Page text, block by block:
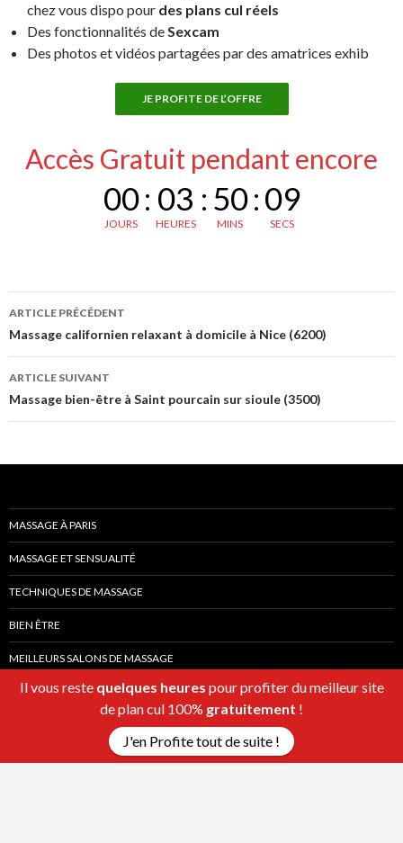
chez vous dispo pour des plans cul réels
Des fonctionnalités deSexcam
Des photos et vidéos partagées par des amatrices exhib
JE PROFITE DE L’OFFRE
Accès Gratuit pendant encore
00
JOURS
: 03
HEURES
: 50
MINS
:08
SECS
Navigation
des
articles
ARTICLE PRÉCÉDENT
Massage californien relaxant à domicile à Nice (6200)
ARTICLE SUIVANT
Massage bien-être à Saint pourcain sur sioule (3500)
MASSAGE À PARIS
MASSAGE ET SENSUALITÉ
TECHNIQUES DE MASSAGE
BIEN ÊTRE
MEILLEURS SALONS DE MASSAGE
Fièrement propulsé par WordPress
Il vous reste quelques heures pour profiter du meilleur site
de plan cul 100% gratuitement !
J'en Profite tout de suite !